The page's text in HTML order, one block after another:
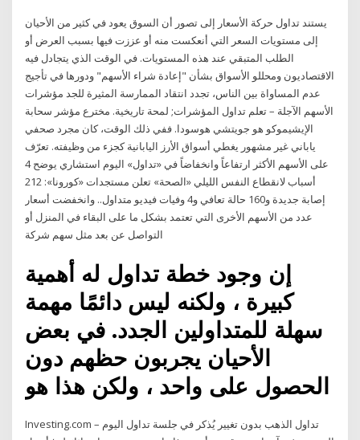
يستند تداول حركة الأسعار إلى تصور أن السوق يعود في كثير من الأحيان
إلى مستويات السعر التي أنعكست منه أو عززت فيها بسبب العرض أو
الطلب المتبقي عند هذه المستويات. في الوقت الذي يتجادل فيه
الاقتصاديون ومحللو الأسواق بشأن "إعادة شراء الأسهم" ودورها في تأجيج
عدم المساواة بين الناس، تجدد انتقاد الممارسة المثيرة للجد مؤشرات
الأسهم الآجلة – تعلم تداول المؤشرات; لمحة تاريخية. مخترع مؤشر سحابة
الإيشيموكو هو جويتشي هوسودا. ففي ذلك الوقت، كان مجرد صحفي
ياباني غير مشهور يغطي أسواق الأرز اليابانية كجزء من وظيفته. تعرّف
على الأسهم الأكثر ارتفاعاً وانخفاضاً في «تداول» اليوم استشاري يوضح 4
أسباب لانقطاع النفس الليلي «الصحة» تعلن مستجدات «كورونا»: 212
إصابة جديدة و160 حالة تعافي و4 وفيات فيديو متداول.. وانخفضت أسعار
عدد من الأسهم الأخرى التي تعتمد بشكل ما على البقاء في المنزل أو
التواصل عن بعد مثل سهم شركة
إن وجود خطة تداول له أهمية
كبيرة ، ولكنه ليس دائمًا مهمة
سهلة للمتداولين الجدد. في بعض
الأحيان يجربون حظهم دون
الحصول على واحد ، ولكن هذا هو
Investing.com – تداول الذهب بدون تغيير يُذكر في جلسة تداول اليوم